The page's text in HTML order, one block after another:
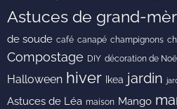
Astuces de grand-
de soude café canapé champignons
Compostage DIY décoration de Noël
Halloween hiver Ikea jardin
Astuces de Léa maison Mango